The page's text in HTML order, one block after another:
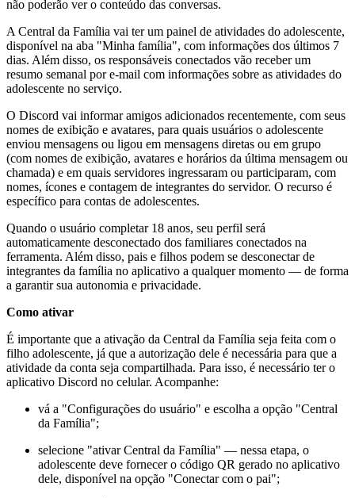
não poderão ver o conteúdo das conversas.
A Central da Família vai ter um painel de atividades do adolescente,
disponível na aba "Minha família", com informações dos últimos 7
dias. Além disso, os responsáveis conectados vão receber um
resumo semanal por e-mail com informações sobre as atividades do
adolescente no serviço.
O Discord vai informar amigos adicionados recentemente, com seus
nomes de exibição e avatares, para quais usuários o adolescente
enviou mensagens ou ligou em mensagens diretas ou em grupo
(com nomes de exibição, avatares e horários da última mensagem ou
chamada) e em quais servidores ingressaram ou participaram, com
nomes, ícones e contagem de integrantes do servidor. O recurso é
específico para contas de adolescentes.
Quando o usuário completar 18 anos, seu perfil será
automaticamente desconectado dos familiares conectados na
ferramenta. Além disso, pais e filhos podem se desconectar de
integrantes da família no aplicativo a qualquer momento — de forma
a garantir sua autonomia e privacidade.
Como ativar
É importante que a ativação da Central da Família seja feita com o
filho adolescente, já que a autorização dele é necessária para que a
atividade da conta seja compartilhada. Para isso, é necessário ter o
aplicativo Discord no celular. Acompanhe:
vá a "Configurações do usuário" e escolha a opção "Central
da Família";
selecione "ativar Central da Família" — nessa etapa, o
adolescente deve fornecer o código QR gerado no aplicativo
dele, disponível na opção "Conectar com o pai";